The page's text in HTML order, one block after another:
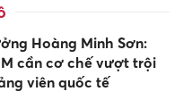
Hoàng Minh Sơn:
cần cơ chế vượt trội
viên quốc tế